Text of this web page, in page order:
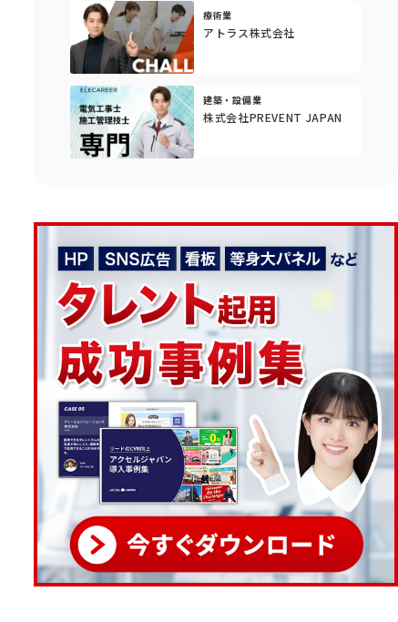
療術業
アトラス株式会社
建築・設備業
株式会社PREVENT JAPAN